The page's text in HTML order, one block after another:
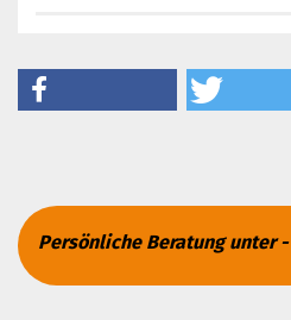
Persönliche Beratung unter -